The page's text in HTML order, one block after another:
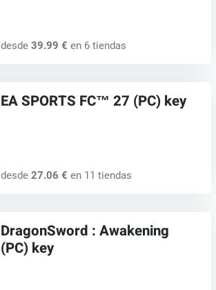
desde 39.99 € en 6 tiendas
EA SPORTS FC™ 27 (PC) key
desde 27.06 € en 11 tiendas
DragonSword : Awakening
(PC) key